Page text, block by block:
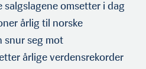
salgslagene omsetter i dag
årlig til norske
snur seg mot
årlige verdensrekorder